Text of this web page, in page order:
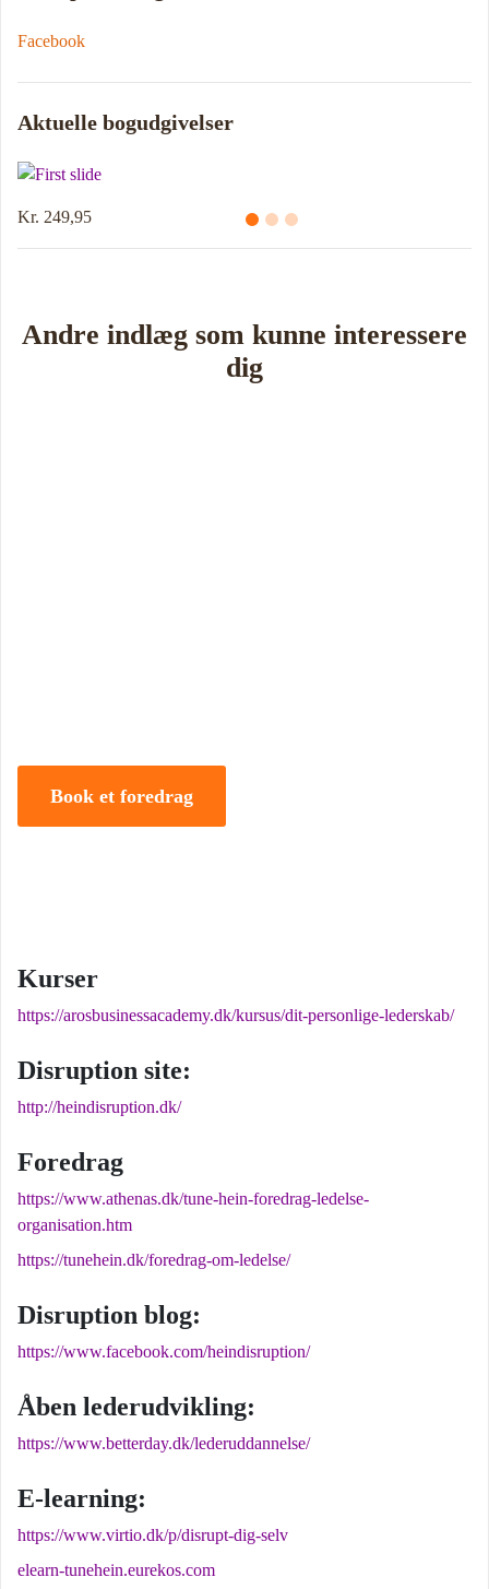
Facebook
Aktuelle bogudgivelser
Kr. 249,95
Andre indlæg som kunne interessere
dig
Book et foredrag
Kurser
https://arosbusinessacademy.dk/kursus/dit-personlige-lederskab/
Disruption site:
http://heindisruption.dk/
Foredrag
https://www.athenas.dk/tune-hein-foredrag-ledelse-
organisation.htm
https://tunehein.dk/foredrag-om-ledelse/
Disruption blog:
https://www.facebook.com/heindisruption/
Åben lederudvikling:
https://www.betterday.dk/lederuddannelse/
E-learning:
https://www.virtio.dk/p/disrupt-dig-selv
elearn-tunehein.eurekos.com